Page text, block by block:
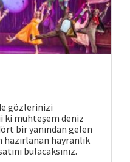
gözlerinizi
ki muhteşem deniz
bir yanından gelen
hayranlık
bulacaksınız.